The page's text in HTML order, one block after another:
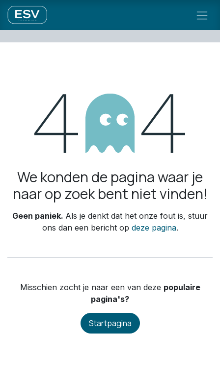
Overslaan naar inhoud
Fout 404
We konden de pagina waar je
naar op zoek bent niet vinden!
Geen paniek. Als je denkt dat het onze fout is, stuur
ons dan een bericht op deze pagina.
Misschien zocht je naar een van deze populaire
pagina's?
Startpagina